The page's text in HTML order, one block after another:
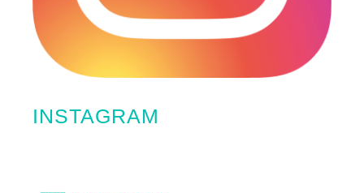
INSTAGRAM